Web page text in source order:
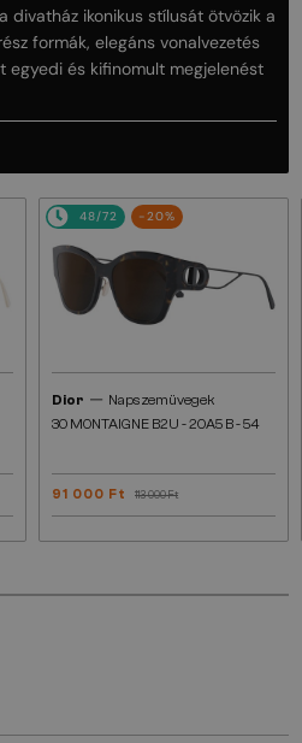
divatház ikonikus stílusát ötvözik a
formák, elegáns vonalvezetés
egyedi és kifinomult megjelenést
48/72 -20%
Dior — Napszemüvegek
30 MONTAIGNE B2U - 20A5 B - 54
91 000 Ft 113 000 Ft